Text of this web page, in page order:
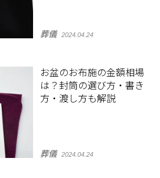
葬儀 2024.04.24
お盆のお布施の金額相場
は？封筒の選び方・書き
方・渡し方も解説
葬儀 2024.04.24